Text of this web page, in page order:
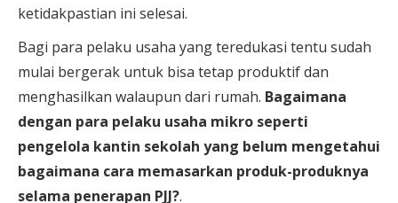
ketidakpastian ini selesai.
Bagi para pelaku usaha yang teredukasi tentu sudah
mulai bergerak untuk bisa tetap produktif dan
menghasilkan walaupun dari rumah. Bagaimana
dengan para pelaku usaha mikro seperti
pengelola kantin sekolah yang belum mengetahui
bagaimana cara memasarkan produk-produknya
selama penerapan PJJ?.